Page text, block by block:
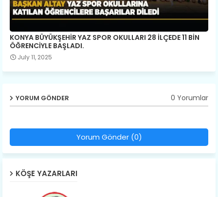
KONYA BÜYÜKŞEHİR YAZ SPOR OKULLARI 28 İLÇEDE 11 BİN
ÖĞRENCİYLE BAŞLADI.
July 11, 2025
YORUM GÖNDER 0 Yorumlar
Yorum Gönder (0)
KÖŞE YAZARLARI